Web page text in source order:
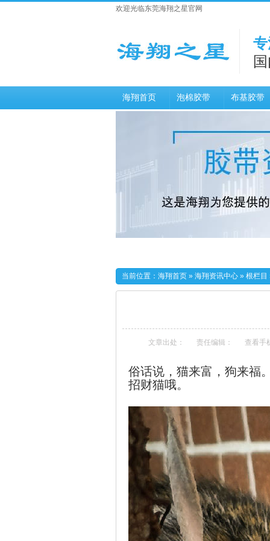
欢迎光临东莞海翔之星官网
海翔首页 泡棉胶带 布基胶带
当前位置： 海翔首页 » 海翔资讯中心 » 根栏目
文章出处： 责任编辑： 查看手
俗话说， 猫来富， 狗来福
招财猫哦。